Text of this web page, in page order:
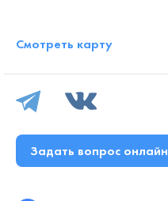
Смотреть карту
Задать вопрос онлайн